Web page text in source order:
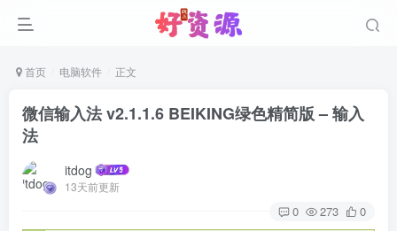
首页 电脑软件 正文
微信输入法 v2.1.1.6 BEIKING绿色精简版 – 输入
法
itdog
13天前更新
0 273 0